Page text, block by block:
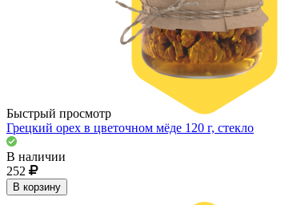
Быстрый просмотр
Грецкий орех в цветочном мёде 120 г, стекло
В наличии
252
В корзину